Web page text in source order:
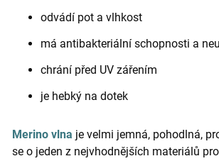
odvádí pot a vlhkost
má antibakteriální schopnosti a
chrání před UV zářením
je hebký na dotek
Merino vlna je velmi jemná, pohodlná,
se o jeden z nejvhodnějších materiálů